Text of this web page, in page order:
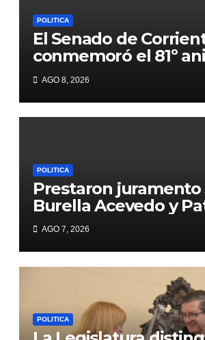
POLITICA
El Senado de
conmemoró el 81º
del bombardeo de
con un mensaje de
AGO 8, 2026
POLITICA
Prestaron juramento
Burella Acevedo y
Sabadini, nuevos
generales de
Resistencia
AGO 7, 2026
POLITICA